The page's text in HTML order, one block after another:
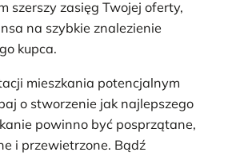
szerszy zasięg Twojej oferty,
na szybkie znalezienie
kupca.
mieszkania potencjalnym
o stworzenie jak najlepszego
powinno być posprzątane,
i przewietrzone. Bądź